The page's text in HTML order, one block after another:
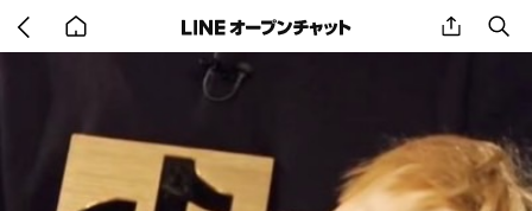
back
to
share